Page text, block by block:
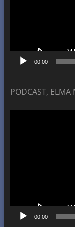
00:00
PODCAST,
00:00